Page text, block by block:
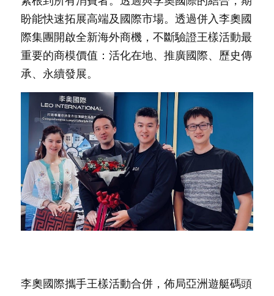
盼能快速拓展高端及國際市場。透過併入李奧國
際集團開啟全新海外商機，不斷驗證王樣活動最
重要的商模價值：活化在地、推廣國際、歷史傳
承、永續發展。
李奧國際攜手王樣活動合併，佈局亞洲遊艇碼頭